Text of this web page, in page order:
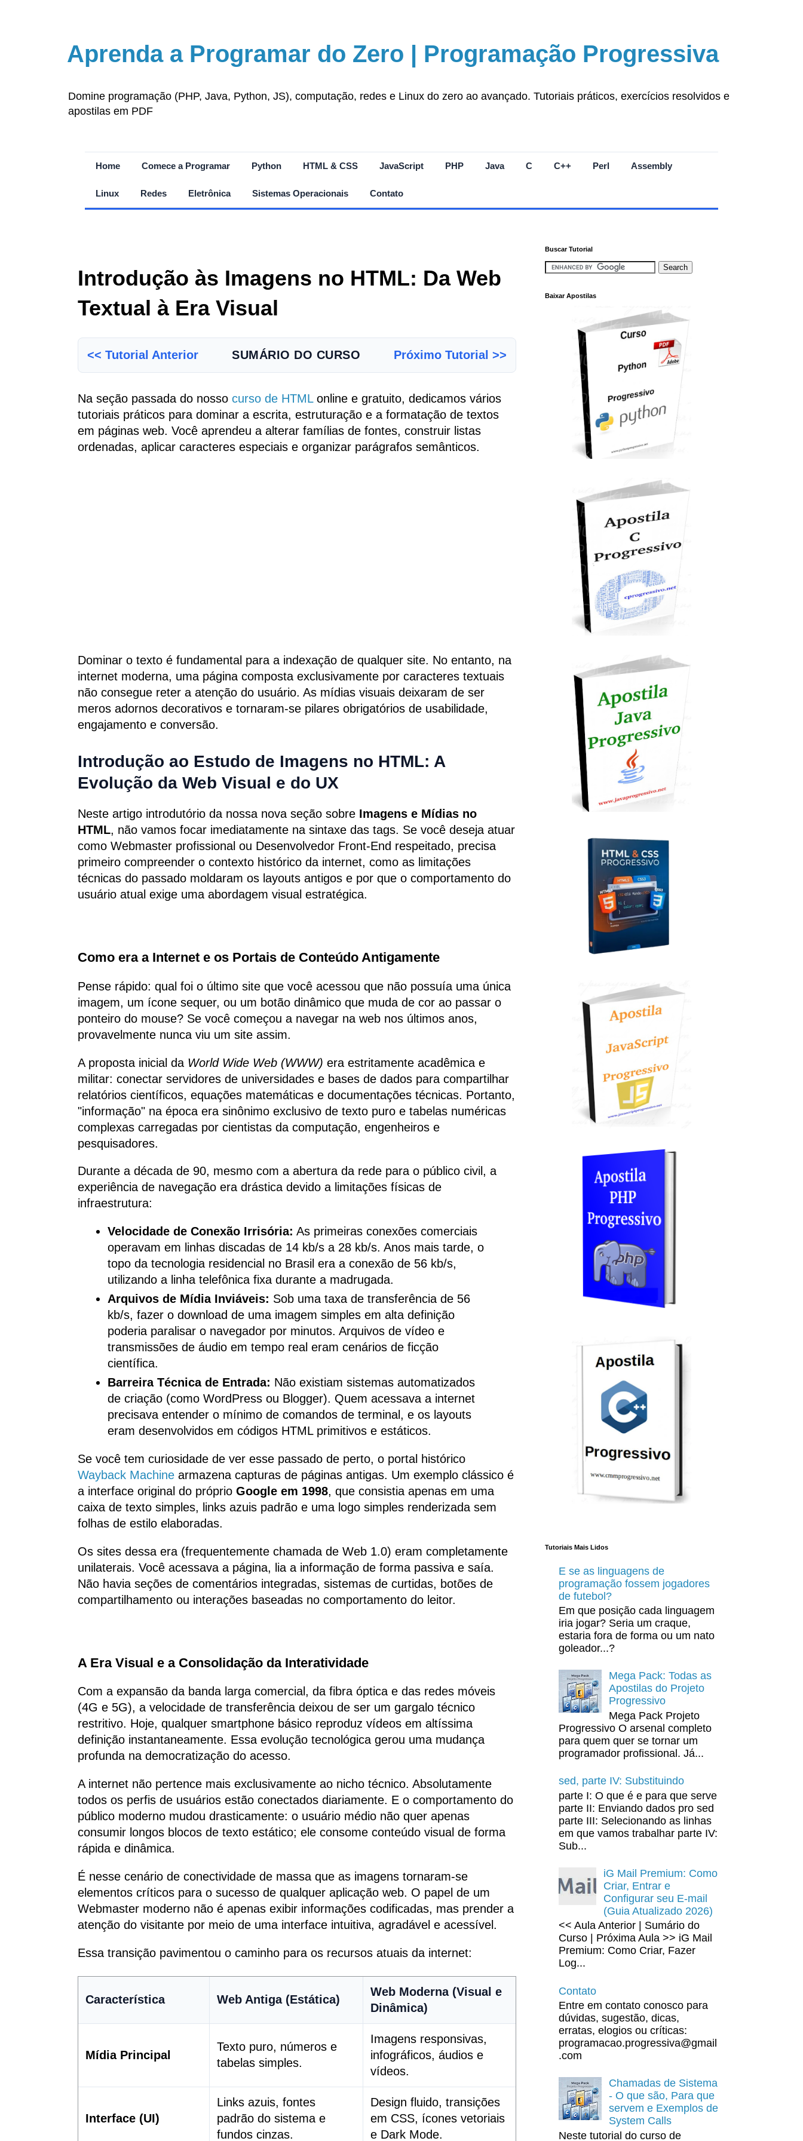
Aprenda a Programar do Zero | Programação Progressiva
Domine programação (PHP, Java, Python, JS), computação, redes e Linux do zero ao avançado. Tutoriais práticos, exercícios resolvidos e
apostilas em PDF
Home Comece a Programar Python HTML & CSS JavaScript PHP Java C C++ Perl Assembly
Linux Redes Eletrônica Sistemas Operacionais Contato
Introdução às Imagens no HTML: Da Web
Textual à Era Visual
<< Tutorial Anterior SUMÁRIO DO CURSO Próximo Tutorial >>
Na seção passada do nosso curso de HTMLonline e gratuito, dedicamos vários
tutoriais práticos para dominar a escrita, estruturação e a formatação de textos
em páginas web. Você aprendeu a alterar famílias de fontes, construir listas
ordenadas, aplicar caracteres especiais e organizar parágrafos semânticos.
Dominar o texto é fundamental para a indexação de qualquer site. No entanto, na
internet moderna, uma página composta exclusivamente por caracteres textuais
não consegue reter a atenção do usuário. As mídias visuais deixaram de ser
meros adornos decorativos e tornaram-se pilares obrigatórios de usabilidade,
engajamento e conversão.
Introdução ao Estudo de Imagens no HTML: A
Evolução da Web Visual e do UX
Neste artigo introdutório da nossa nova seção sobre Imagens e Mídias no
HTML, não vamos focar imediatamente na sintaxe das tags. Se você deseja atuar
como Webmaster profissional ou Desenvolvedor Front-End respeitado, precisa
primeiro compreender o contexto histórico da internet, como as limitações
técnicas do passado moldaram os layouts antigos e por que o comportamento do
usuário atual exige uma abordagem visual estratégica.
Como era a Internet e os Portais de Conteúdo Antigamente
Pense rápido: qual foi o último site que você acessou que não possuía uma única
imagem, um ícone sequer, ou um botão dinâmico que muda de cor ao passar o
ponteiro do mouse? Se você começou a navegar na web nos últimos anos,
provavelmente nunca viu um site assim.
A proposta inicial da World Wide Web (WWW) era estritamente acadêmica e
militar: conectar servidores de universidades e bases de dados para compartilhar
relatórios científicos, equações matemáticas e documentações técnicas. Portanto,
"informação" na época era sinônimo exclusivo de texto puro e tabelas numéricas
complexas carregadas por cientistas da computação, engenheiros e
pesquisadores.
Durante a década de 90, mesmo com a abertura da rede para o público civil, a
experiência de navegação era drástica devido a limitações físicas de
infraestrutura:
Velocidade de Conexão Irrisória: As primeiras conexões comerciais
operavam em linhas discadas de 14 kb/s a 28 kb/s. Anos mais tarde, o
topo da tecnologia residencial no Brasil era a conexão de 56 kb/s,
utilizando a linha telefônica fixa durante a madrugada.
Arquivos de Mídia Inviáveis: Sob uma taxa de transferência de 56
kb/s, fazer o download de uma imagem simples em alta definição
poderia paralisar o navegador por minutos. Arquivos de vídeo e
transmissões de áudio em tempo real eram cenários de ficção
científica.
Barreira Técnica de Entrada: Não existiam sistemas automatizados
de criação (como WordPress ou Blogger). Quem acessava a internet
precisava entender o mínimo de comandos de terminal, e os layouts
eram desenvolvidos em códigos HTML primitivos e estáticos.
Se você tem curiosidade de ver esse passado de perto, o portal histórico
Wayback Machine armazena capturas de páginas antigas. Um exemplo clássico é
a interface original do próprio Google em 1998, que consistia apenas em uma
caixa de texto simples, links azuis padrão e uma logo simples renderizada sem
folhas de estilo elaboradas.
Os sites dessa era (frequentemente chamada de Web 1.0) eram completamente
unilaterais. Você acessava a página, lia a informação de forma passiva e saía.
Não havia seções de comentários integradas, sistemas de curtidas, botões de
compartilhamento ou interações baseadas no comportamento do leitor.
A Era Visual e a Consolidação da Interatividade
Com a expansão da banda larga comercial, da fibra óptica e das redes móveis
(4G e 5G), a velocidade de transferência deixou de ser um gargalo técnico
restritivo. Hoje, qualquer smartphone básico reproduz vídeos em altíssima
definição instantaneamente. Essa evolução tecnológica gerou uma mudança
profunda na democratização do acesso.
A internet não pertence mais exclusivamente ao nicho técnico. Absolutamente
todos os perfis de usuários estão conectados diariamente. E o comportamento do
público moderno mudou drasticamente: o usuário médio não quer apenas
consumir longos blocos de texto estático; ele consome conteúdo visual de forma
rápida e dinâmica.
É nesse cenário de conectividade de massa que as imagens tornaram-se
elementos críticos para o sucesso de qualquer aplicação web. O papel de um
Webmaster moderno não é apenas exibir informações codificadas, mas prender a
atenção do visitante por meio de uma interface intuitiva, agradável e acessível.
Essa transição pavimentou o caminho para os recursos atuais da internet:
Característica Web Antiga (Estática)
Web Moderna (Visual e
Dinâmica)
Mídia Principal
Texto puro, números e
tabelas simples.
Imagens responsivas,
infográficos, áudios e
vídeos.
Interface (UI)
Links azuis, fontes
padrão do sistema e
fundos cinzas.
Design fluido, transições
em CSS, ícones vetoriais
e Dark Mode.
Buscar Tutorial
Baixar Apostilas
Tutoriais Mais Lidos
E se as linguagens de
programação fossem jogadores
de futebol?
Em que posição cada linguagem
iria jogar? Seria um craque,
estaria fora de forma ou um nato
goleador...?
Mega Pack: Todas as
Apostilas do Projeto
Progressivo
Mega Pack Projeto
Progressivo O arsenal completo
para quem quer se tornar um
programador profissional. Já...
sed, parte IV: Substituindo
parte I: O que é e para que serve
parte II: Enviando dados pro sed
parte III: Selecionando as linhas
em que vamos trabalhar parte IV:
Sub...
iG Mail Premium: Como
Criar, Entrar e
Configurar seu E-mail
(Guia Atualizado 2026)
<< Aula Anterior | Sumário do
Curso | Próxima Aula >> iG Mail
Premium: Como Criar, Fazer
Log...
Contato
Entre em contato conosco para
dúvidas, sugestão, dicas,
erratas, elogios ou críticas:
programacao.progressiva@gmail
.com
Chamadas de Sistema
- O que são, Para que
servem e Exemplos de
System Calls
Neste tutorial do curso de